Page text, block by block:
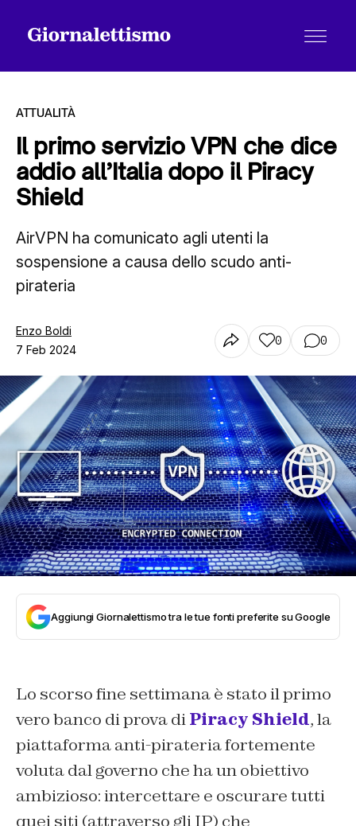
Tutti gli articoli
Chi siamo
Contatti
ATTUALITÀ
Il primo servizio VPN che dice
addio all’Italia dopo il Piracy
Shield
AirVPN ha comunicato agli utenti la
sospensione a causa dello scudo anti-
pirateria
Enzo Boldi
7 Feb 2024
0 0
Aggiungi Giornalettismo tra le tue fonti preferite su Google
Lo scorso fine settimana è stato il primo
vero banco di prova diPiracy Shield, la
piattaforma anti-pirateria fortemente
voluta dal governo che ha un obiettivo
ambizioso: intercettare e oscurare tutti
quei siti (attraverso gli IP) che